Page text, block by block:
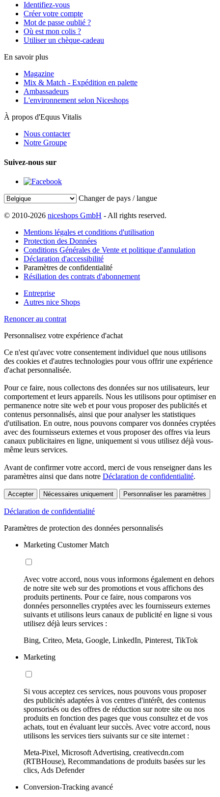
Identifiez-vous
Créer votre compte
Mot de passe oublié ?
Où est mon colis ?
Utiliser un chèque-cadeau
En savoir plus
Magazine
Mix & Match - Expédition en palette
Ambassadeurs
L'environnement selon Niceshops
À propos d'Equus Vitalis
Nous contacter
Notre Groupe
Suivez-nous sur
Changer de pays / langue
© 2010-2026 niceshops GmbH - All rights reserved.
Mentions légales et conditions d'utilisation
Protection des Données
Conditions Générales de Vente et politique d'annulation
Déclaration d'accessibilité
Paramètres de confidentialité
Résiliation des contrats d'abonnement
Entreprise
Autres nice Shops
Renoncer au contrat
Personnalisez votre expérience d'achat
Ce n'est qu'avec votre consentement individuel que nous utilisons
des cookies et d'autres technologies pour vous offrir une expérience
d'achat personnalisée.
Pour ce faire, nous collectons des données sur nos utilisateurs, leur
comportement et leurs appareils. Nous les utilisons pour optimiser en
permanence notre site web et pour vous proposer des publicités et
contenus personnalisés, ainsi que pour analyser les statistiques
d'utilisation. En outre, nous pouvons comparer vos données cryptées
avec des fournisseurs externes et vous proposer des offres via leurs
canaux publicitaires en ligne, uniquement si vous utilisez déjà vous-
même leurs services.
Avant de confirmer votre accord, merci de vous renseigner dans les
paramètres ainsi que dans notre Déclaration de confidentialité.
Accepter Nécessaires uniquement Personnaliser les paramètres
Déclaration de confidentialité
Paramètres de protection des données personnalisés
Marketing Customer Match
Avec votre accord, nous vous informons également en dehors
de notre site web sur des promotions et vous affichons des
produits pertinents. Pour ce faire, nous comparons vos
données personnelles cryptées avec les fournisseurs externes
suivants et utilisons leurs canaux de publicité en ligne si vous
utilisez déjà leurs services :
Bing, Criteo, Meta, Google, LinkedIn, Pinterest, TikTok
Marketing
Si vous acceptez ces services, nous pouvons vous proposer
des publicités adaptées à vos centres d'intérêt, des contenus
sponsorisés ou des offres de réduction sur notre site ou nos
produits en fonction des pages que vous consultez et de vos
achats, tout en évaluant leur succès. Avec votre accord, nous
utilisons les services tiers suivants sur ce site internet :
Meta-Pixel, Microsoft Advertising, creativecdn.com
(RTBHouse), Recommandations de produits basées sur les
clics, Ads Defender
Conversion-Tracking avancé